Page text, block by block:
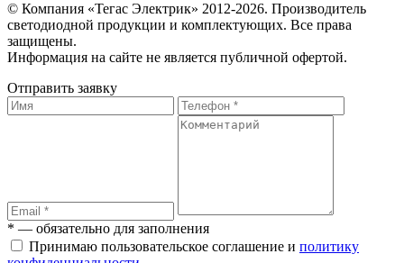
© Компания «Тегас Электрик» 2012-2026. Производитель
светодиодной продукции и комплектующих. Все права
защищены.
Информация на сайте не является публичной офертой.
Отправить заявку
* — обязательно для заполнения
Принимаю пользовательское соглашение и политику